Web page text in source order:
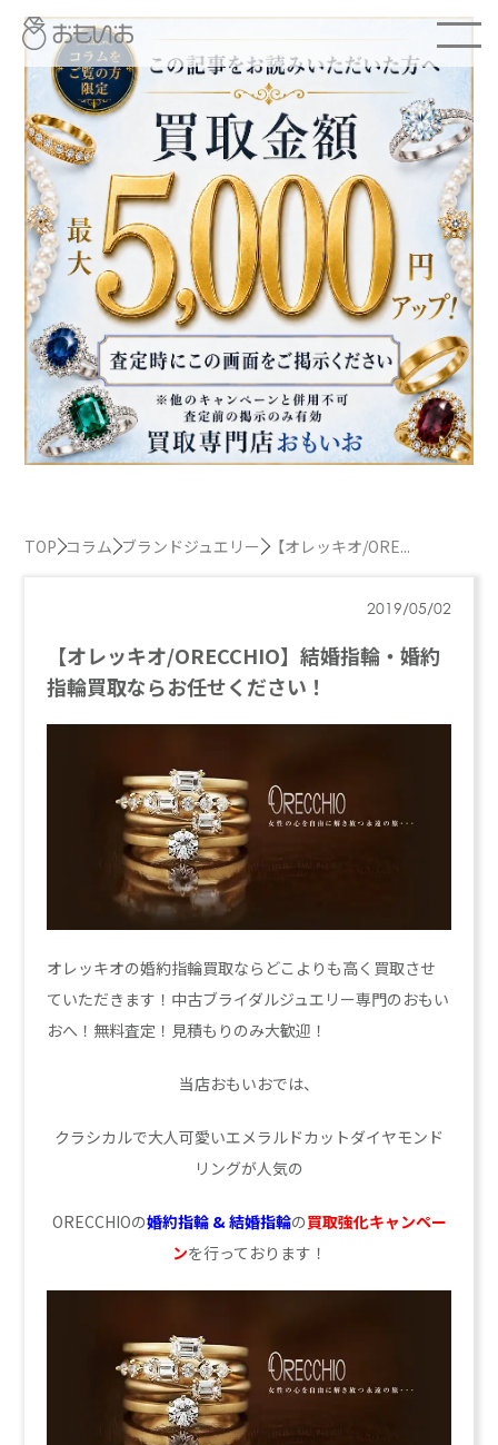
TOP コラム ブランドジュエリー 【オレッキオ/ORE...
2019/05/02
【オレッキオ/ORECCHIO】結婚指輪・婚約
指輪買取ならお任せください！
オレッキオの婚約指輪買取ならどこよりも高く買取させ
ていただきます！中古ブライダルジュエリー専門のおもい
おへ！無料査定！見積もりのみ大歓迎！
当店おもいおでは、
クラシカルで大人可愛いエメラルドカットダイヤモンド
リングが人気の
ORECCHIOの婚約指輪 & 結婚指輪の買取強化キャンペー
ンを行っております！